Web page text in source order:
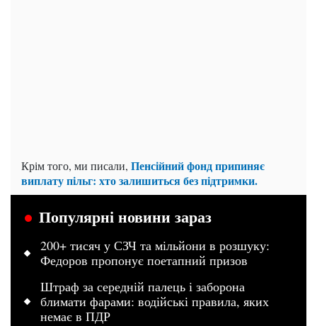
Крім того, ми писали, Пенсійний фонд припиняє
виплату пільг: хто залишиться без підтримки.
Популярні новини зараз
200+ тисяч у СЗЧ та мільйони в розшуку:
Федоров пропонує поетапний призов
Штраф за середній палець і заборона
блимати фарами: водійські правила, яких
немає в ПДР